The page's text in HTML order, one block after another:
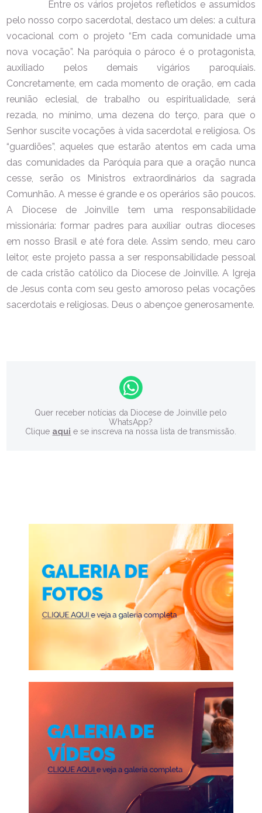
Entre os vários projetos refletidos e assumidos
pelo nosso corpo sacerdotal, destaco um deles: a cultura
vocacional com o projeto “Em cada comunidade uma
nova vocação”. Na paróquia o pároco é o protagonista,
auxiliado pelos demais vigários paroquiais.
Concretamente, em cada momento de oração, em cada
reunião eclesial, de trabalho ou espiritualidade, será
rezada, no mínimo, uma dezena do terço, para que o
Senhor suscite vocações à vida sacerdotal e religiosa. Os
“guardiões”, aqueles que estarão atentos em cada uma
das comunidades da Paróquia para que a oração nunca
cesse, serão os Ministros extraordinários da sagrada
Comunhão. A messe é grande e os operários são poucos.
A Diocese de Joinville tem uma responsabilidade
missionária: formar padres para auxiliar outras dioceses
em nosso Brasil e até fora dele. Assim sendo, meu caro
leitor, este projeto passa a ser responsabilidade pessoal
de cada cristão católico da Diocese de Joinville. A Igreja
de Jesus conta com seu gesto amoroso pelas vocações
sacerdotais e religiosas. Deus o abençoe generosamente.
Quer receber notícias da Diocese de Joinville pelo
WhatsApp?
Clique aqui e se inscreva na nossa lista de transmissão.